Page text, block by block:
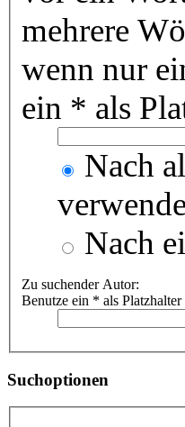
mehrere
wenn nur
ein * als
Nach
Nach
Zu suchender Autor:
Benutze ein * als
Suchoptionen